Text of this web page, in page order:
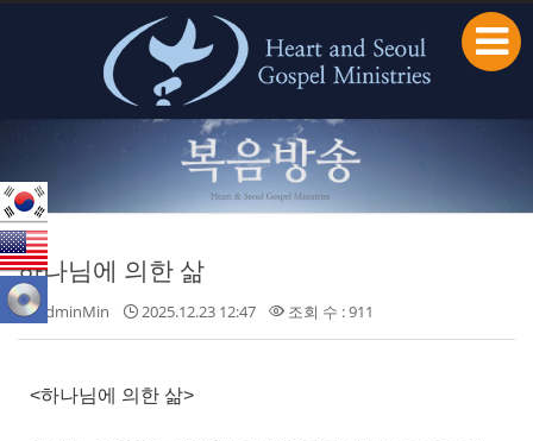
하나님에 의한 삶
adminMin 2025.12.23 12:47 조회 수 : 911
<하나님에 의한 삶>